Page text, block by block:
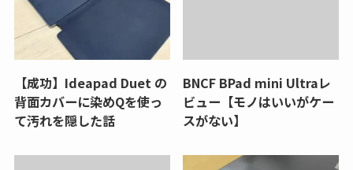
【成功】Ideapad Duet の
背面カバーに染めQを使っ
て汚れを隠した話
BNCF BPad mini Ultraレ
ビュー【モノはいいがケー
スがない】